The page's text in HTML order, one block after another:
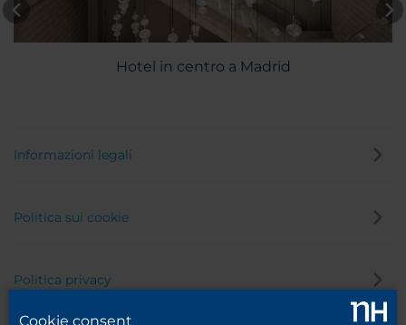
Hotel in centro a Madrid
Informazioni legali
Politica sui cookie
Politica privacy
Cookie consent